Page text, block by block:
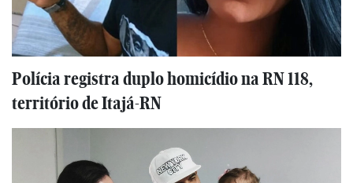
Polícia registra duplo homicídio na RN 118,
território de Itajá-RN